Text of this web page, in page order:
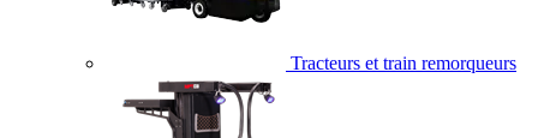
Tracteurs et train remorqueurs